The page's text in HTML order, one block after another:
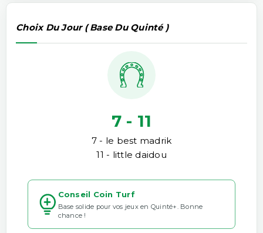
Choix Du Jour ( Base Du Quinté )
7 - 11
7 - le best madrik
11 - little daidou
Conseil Coin Turf
Base solide pour vos jeux en Quinté+. Bonne
chance !